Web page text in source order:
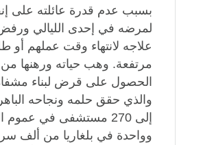
بسبب عدم قدرة عائلته على
لمرضه في إحدى الليالي ورفض
علاجه لانتهاء وقت عملهم أو
مرتفعة. وهب حياته ورهنها
الحصول على قرض لبناء
والذي حقق حلمه ونجاحه
إلى 270 مستشفى في عموم
وواحدة في بلغاريا من ألف